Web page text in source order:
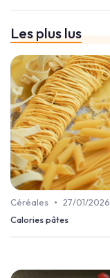
Les plus lus
Céréales • 27/01/2026
Calories pâtes